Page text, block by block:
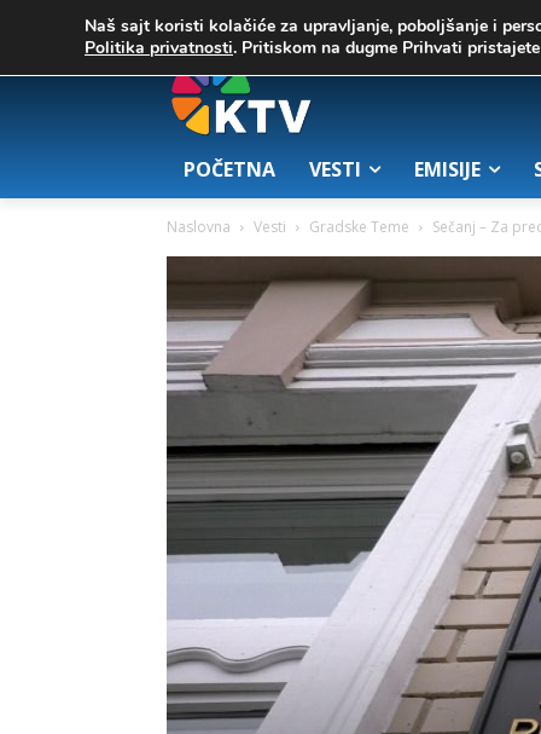
25.7 Zrenjanin 02. август 2026.
POČETNA VESTI EMISIJE
Naslovna Vesti Gradske Teme Sečanj – Za
Naš sajt koristi kolačiće za upravljanje, poboljšanje i
Politika privatnosti. Pritiskom na dugme Prihvati